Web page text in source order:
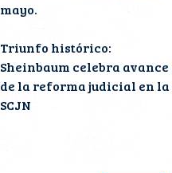
mayo.
Triunfo histórico:
Sheinbaum celebra avance
de la reforma judicial en la
SCJN